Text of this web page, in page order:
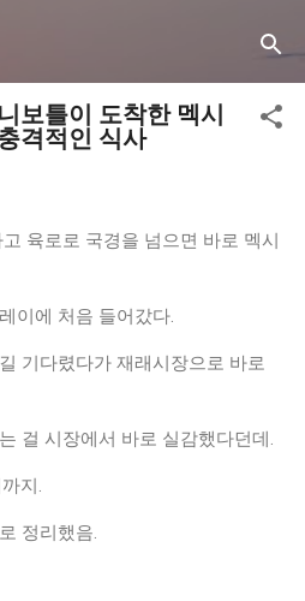
보틀이 도착한 멕시
격적인 식사
육로로 국경을 넘으면 바로 멕시
이에 처음 들어갔다.
기다렸다가 재래시장으로 바로
걸 시장에서 바로 실감했다던데.
지.
정리했음.